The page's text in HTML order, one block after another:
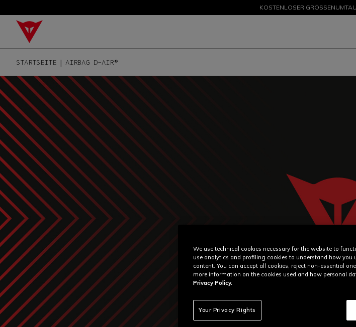
SALE BIS ZU -50 % –
KOSTENLOSER
STARTSEITE AIRBAG D-AIR®
We use technical cookies necessary for the website to
use analytics and profiling cookies to understand how you
content. You can accept all cookies, reject non-essential
more information on the cookies used and how personal
Privacy Policy.
Your Privacy Rights